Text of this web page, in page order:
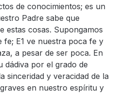
de conocimientos; es un
Padre sabe que
estas cosas. Supongamos
fe; E1 ve nuestra poca fe y
a pesar de ser poca. En
dádiva por el grado de
sinceridad y veracidad de la
en nuestro espíritu y